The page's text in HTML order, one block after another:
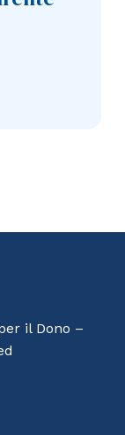
il Dono –